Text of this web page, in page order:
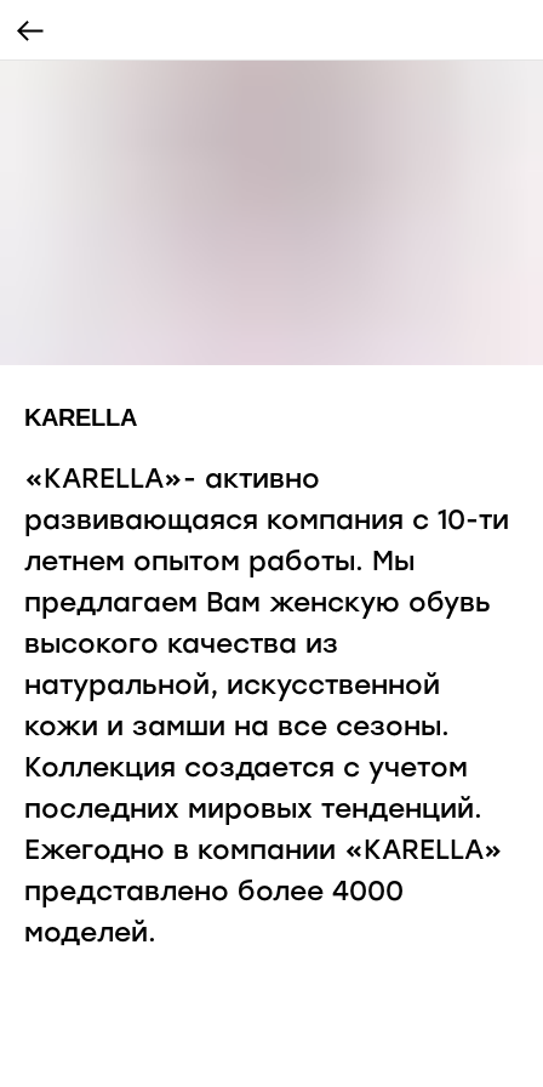
KARELLA
«KARELLA»- активно
развивающаяся компания с 10-ти
летнем опытом работы. Мы
предлагаем Вам женскую обувь
высокого качества из
натуральной, искусственной
кожи и замши на все сезоны.
Коллекция создается с учетом
последних мировых тенденций.
Ежегодно в компании «KARELLA»
представлено более 4000
моделей.